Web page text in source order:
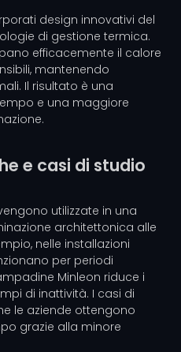
design innovativi del
di gestione termica.
efficacemente il calore
mantenendo
Il risultato è una
e una maggiore
e casi di studio
utilizzate in una
architettonica alle
nelle installazioni
per periodi
Minleon riduce i
di inattività. I casi di
le aziende ottengono
grazie alla minore